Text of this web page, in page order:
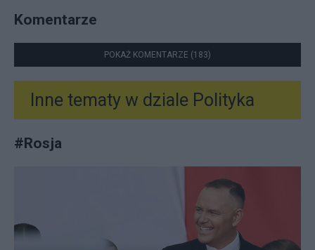
Komentarze
POKAŻ KOMENTARZE (183)
Inne tematy w dziale Polityka
#Rosja